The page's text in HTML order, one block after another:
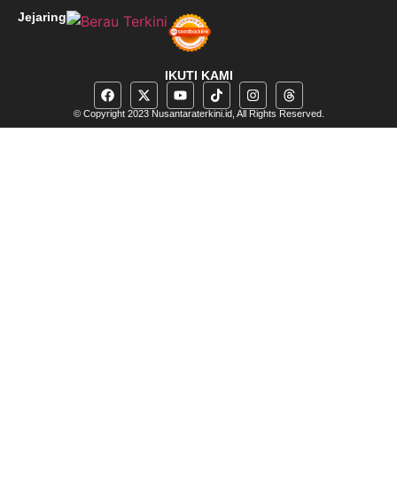
Jejaring
IKUTI KAMI
© Copyright 2023 Nusantaraterkini.id, All Rights Reserved.